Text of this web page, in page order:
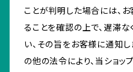
ことが判明した場合には、
ることを確認の上で、遅滞
い、その旨をお客様に通知
の他の法令により、当ショ